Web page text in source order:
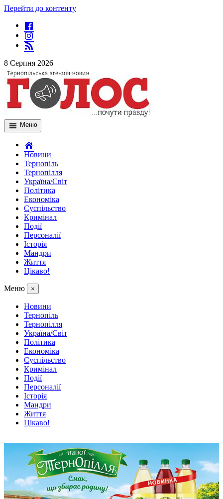
Перейти до контенту
8 Серпня 2026
Меню
Новини
Тернопіль
Тернопілля
Україна/Світ
Політика
Економіка
Суспільство
Кримінал
Події
Персоналії
Історія
Мандри
Життя
Цікаво!
Меню ×
Новини
Тернопіль
Тернопілля
Україна/Світ
Політика
Економіка
Суспільство
Кримінал
Події
Персоналії
Історія
Мандри
Життя
Цікаво!